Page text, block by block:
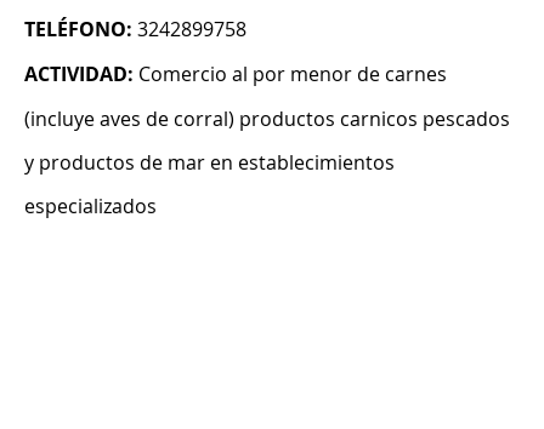
TELÉFONO: 3242899758
ACTIVIDAD: Comercio al por menor de carnes
(incluye aves de corral) productos carnicos pescados
y productos de mar en establecimientos
especializados